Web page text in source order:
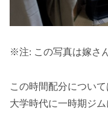
※注: この写真は嫁さ
この時間配分について
大学時代に一時期ジム